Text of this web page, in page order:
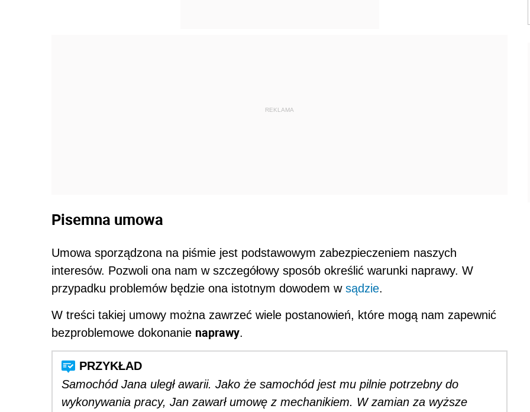
REKLAMA
Pisemna umowa
Umowa sporządzona na piśmie jest podstawowym zabezpieczeniem naszych
interesów. Pozwoli ona nam w szczegółowy sposób określić warunki naprawy. W
przypadku problemów będzie ona istotnym dowodem w sądzie.
W treści takiej umowy można zawrzeć wiele postanowień, które mogą nam zapewnić
bezproblemowe dokonanie naprawy.
Samochód Jana uległ awarii. Jako że samochód jest mu pilnie potrzebny do
wykonywania pracy, Jan zawarł umowę z mechanikiem. W zamian za wyższe